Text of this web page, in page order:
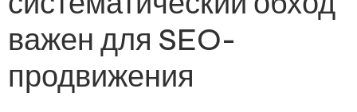
важен для SEO-
продвижения